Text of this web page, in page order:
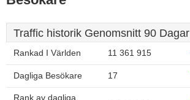
Traffic historik Genomsnitt 90 Dagar
Rankad I Världen 11 361 915
Dagliga Besökare 17
Rank av dagliga